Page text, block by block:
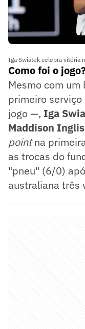
Iga Swiatek celebra vitória
Como foi o
Mesmo com
primeiro
jogo —, Iga
Maddison Inglis
pointna
as trocas do
"pneu" (6/0)
australiana três